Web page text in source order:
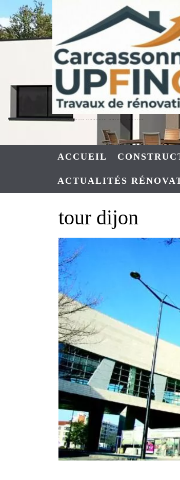
to
content
ACCUEIL
ACTUALITÉS
tour dijon